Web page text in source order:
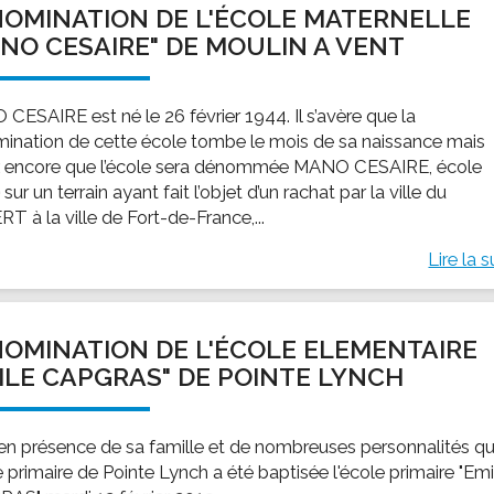
EMPLOI
Offres d'emploi
Le Centre Communal d'Action Social
Les aides sociales
Logement
Antenne Municipale de Développement et de
locale
et le lycée
scolaire
maternelles et primaire
de loisirs - ALSH
LE SERVICE CULTUREL
Les activités
Guide des
DE L'ÉCOLE MATERNELLE
CESAIRE" DE MOULIN A VENT
CESAIRE est né le 26 février 1944. Il s’avère que la
de cette école tombe le mois de sa naissance mais
que l’école sera dénommée MANO CESAIRE, école
un terrain ayant fait l’objet d’un rachat par la ville du
à la ville de Fort-de-France,...
Lire la
DE L'ÉCOLE ELEMENTAIRE
CAPGRAS" DE POINTE LYNCH
présence de sa famille et de nombreuses personnalités
primaire de Pointe Lynch a été baptisée l'école primaire